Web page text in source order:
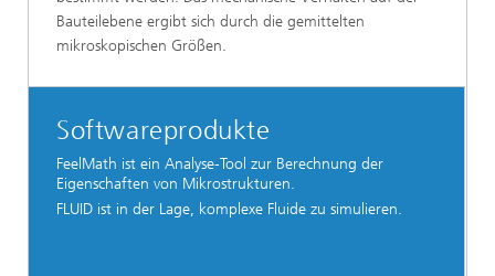
Bauteilebene ergibt sich durch die gemittelten
mikroskopischen Größen.
Softwareprodukte
FeelMath ist ein Analyse-Tool zur Berechnung der
Eigenschaften von Mikrostrukturen.
FLUID ist in der Lage, komplexe Fluide zu simulieren.